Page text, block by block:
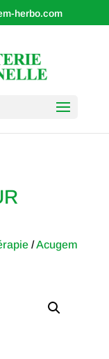
herbo.com
/Acugem